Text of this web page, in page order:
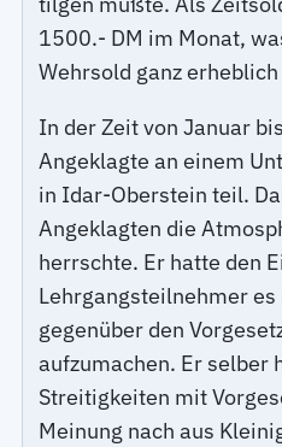
1500.- DM im Monat,
Wehrsold ganz
In der Zeit von Januar
Angeklagte an einem
in Idar-Oberstein teil.
Angeklagten die
herrschte. Er hatte den
Lehrgangsteilnehmer
gegenüber den
aufzumachen. Er selber
Streitigkeiten mit
Meinung nach aus